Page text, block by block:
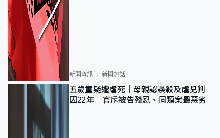
新聞資訊 新聞熱話
五歲童疑遭虐死｜母親認誤殺及虐兒判
囚22年 官斥被告殘忍、同類案最惡劣